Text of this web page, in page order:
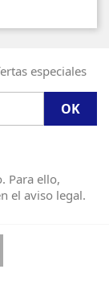
especiales
Para ello,
el aviso legal.